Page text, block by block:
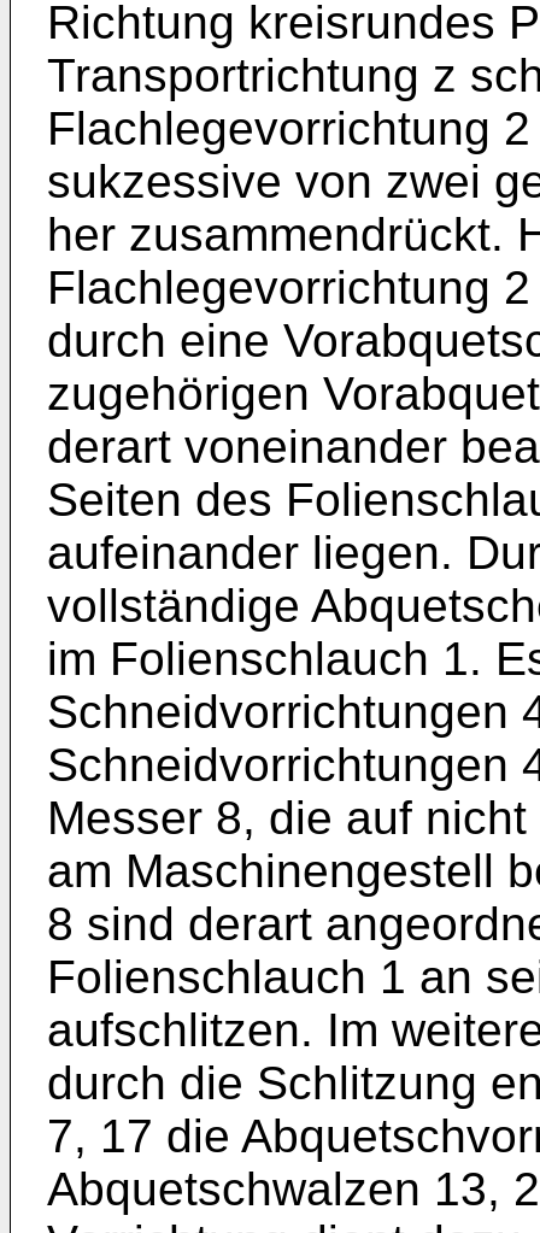
Richtung kreisrundes
Transportrichtung z
Flachlegevorrichtung
sukzessive von zwei
her zusammendrückt.
Flachlegevorrichtung
durch eine
zugehörigen
derart voneinander
Seiten des
aufeinander liegen.
vollständige
im Folienschlauch 1.
Schneidvorrichtungen
Schneidvorrichtungen
Messer 8, die auf
am Maschinengestell
8 sind derart
Folienschlauch 1 an
aufschlitzen. Im
durch die Schlitzung
7, 17 die
Abquetschwalzen 13,